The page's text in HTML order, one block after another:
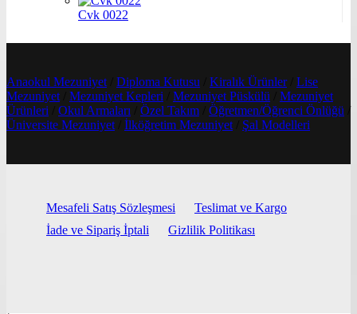
Cvk 0022
Anaokul Mezuniyet Diploma Kutusu Kiralık Ürünler/ Lise
Mezuniyet
Mezuniyet Kepleri Mezuniyet Püskülü
Mezuniyet
Ürünleri
Okul Armaları Özel Takım Öğretmen/Öğrenci Önlüğü
Üniversite Mezuniyet
İlköğretim Mezuniyet Şal Modelleri
Mesafeli Satış Sözleşmesi
Teslimat ve Kargo
İade ve Sipariş İptali
Gizlilik Politikası